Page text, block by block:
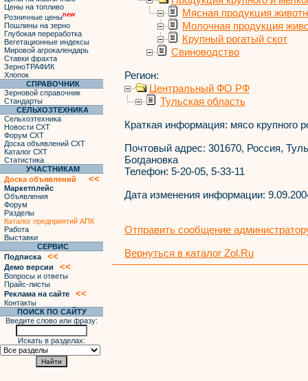
Цены на топливо
Розничные ценыnew
Пошлины на зерно
Глубокая переработка
Вегетационные индексы
Мировой агрокалендарь
Ставки фрахта
ЗерноТРАФИК
Хлопок
СПРАВОЧНИК
Зерновой справочник
Стандарты
СЕЛЬХОЗТЕХНИКА
Сельхозтехника
Новости СХТ
Форум СХТ
Доска объявлений СХТ
Каталог СХТ
Статистика
УЧАСТНИКАМ
Доска объявлений
<<
Маркетплейс
Объявления
Форум
Разделы
Каталог предприятий АПК
Работа
Выставки
СЕРВИС
Подписка
<<
Демо версии <<
Вопросы и ответы
Прайс-листы
Реклама на сайте
<<
Контакты
ПОИСК ПО САЙТУ
Введите слово или фразу:
Искать в разделах:
Мясная продукция
Молочная продукция
Крупный рогатый скот
Свиноводство
Регион:
Центральный ФО РФ
Тульская область
Краткая информация: мясо крупного
Почтовый адрес: 301670, Россия,
Богдановка
Телефон: 5-20-05, 5-33-11
Дата изменения информации:
Отправить сообщение
Вернуться в каталог Zol.Ru